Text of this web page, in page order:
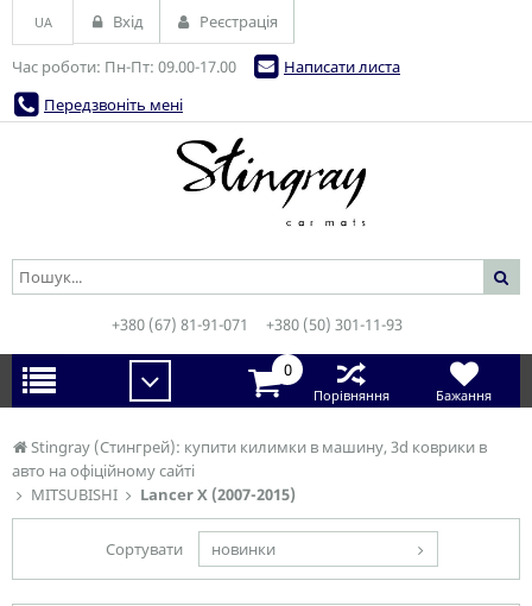
Stingray (Стингрей): купити килимки в машину, 3d коврики в
авто на офіційному сайті
MITSUBISHI
Lancer X (2007-2015)
Сортувати новинки
Час роботи: Пн-Пт: 09.00-17.00
Написати листа
Передзвоніть мені
UA Вхід Реєстрація
+380 (67) 81-91-071 +380 (50) 301-11-93
0
Порівняння Бажання